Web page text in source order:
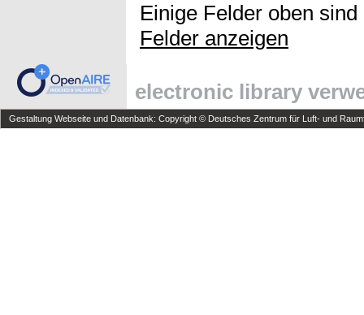
Einige Felder oben
Felder anzeigen
electronic library
Gestaltung Webseite und Datenbank: Copyright © Deutsches Zentrum für Luft- und